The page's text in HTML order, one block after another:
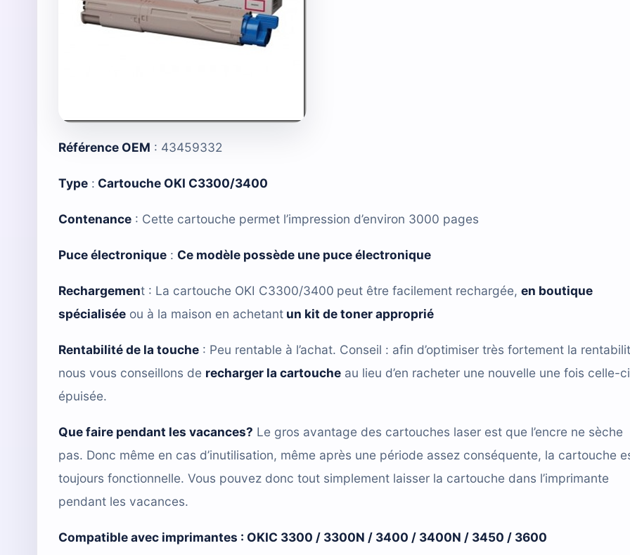
Référence OEM : 43459332
Type : Cartouche OKI C3300/3400
Contenance : Cette cartouche permet l’impression d’environ 3000 pages
Puce électronique : Ce modèle possède une puce électronique
Rechargement : La cartouche OKI C3300/3400 peut être facilement rechargée, en boutique
spécialisée ou à la maison en achetant un kit de toner approprié
Rentabilité de la touche : Peu rentable à l’achat. Conseil : afin d’optimiser très fortement la
nous vous conseillons de recharger la cartouche au lieu d’en racheter une nouvelle une fois celle-ci
épuisée.
Que faire pendant les vacances? Le gros avantage des cartouches laser est que l’encre ne sèche
pas. Donc même en cas d’inutilisation, même après une période assez conséquente, la cartouche
toujours fonctionnelle. Vous pouvez donc tout simplement laisser la cartouche dans l’imprimante
pendant les vacances.
Compatible avec imprimantes : OKIC 3300 / 3300N / 3400 / 3400N / 3450 / 3600